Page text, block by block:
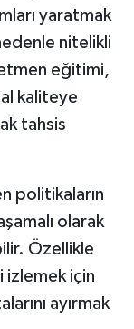
yaratmak
nitelikli
eğitimi,
kaliteye
tahsis
politikaların
olarak
Özellikle
izlemek için
ayırmak